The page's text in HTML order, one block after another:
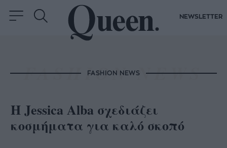
NEWSLETTER
FASHION NEWS
Η Jessica Alba σχεδιάζει
κοσμήματα για καλό σκοπό